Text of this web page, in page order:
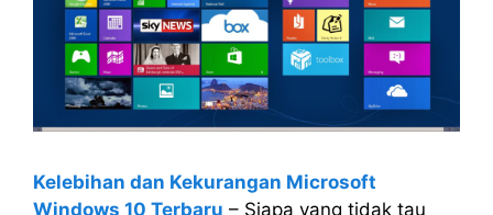
Kelebihan dan Kekurangan Microsoft
Windows 10 Terbaru – Siapa yang tidak tau